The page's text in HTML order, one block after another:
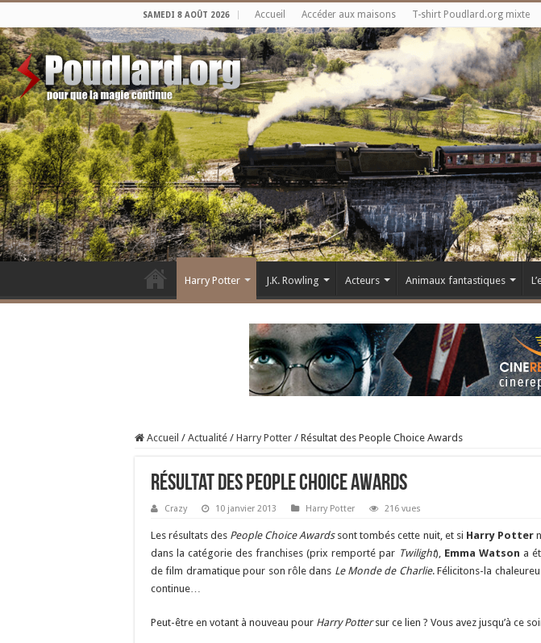
SAMEDI 8 AOÛT 2026 Accueil Accéder aux maisons T-shirt Poudlard.org mixte
Harry Potter J.K. Rowling Acteurs Animaux fantastiques
Accueil / Actualité / Harry Potter / Résultat des People Choice Awards
Résultat des People Choice Awards
Crazy 10 janvier 2013 Harry Potter 216 vues
Les résultats des People Choice Awardssont tombés cette nuit, et si Harry Potter
dans la catégorie des franchises (prix remporté par Twilight), Emma Watson a
de film dramatique pour son rôle dans Le Monde de Charlie. Félicitons-la
continue…
Peut-être en votant à nouveau pour Harry Pottersur ce lien ? Vous avez jusqu’à ce